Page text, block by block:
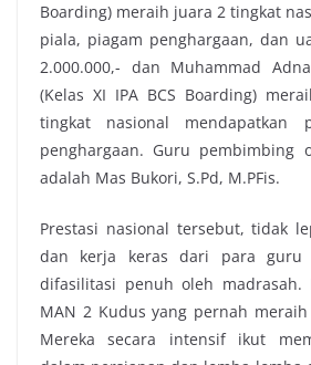
Boarding) meraih juara 2 tingkat
piala, piagam penghargaan, dan
2.000.000,- dan Muhammad
(Kelas XI IPA BCS Boarding)
tingkat nasional mendapatkan
penghargaan. Guru pembimbing
adalah Mas Bukori, S.Pd, M.PFis.
Prestasi nasional tersebut, tidak
dan kerja keras dari para guru
difasilitasi penuh oleh madrasah.
MAN 2 Kudus yang pernah
Mereka secara intensif ikut